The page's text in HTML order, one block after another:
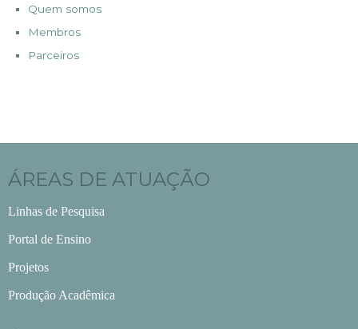
Quem somos
Membros
Parceiros
ÁREAS DE ATUAÇÃO
Linhas de Pesquisa
Portal de Ensino
Projetos
Produção Acadêmica